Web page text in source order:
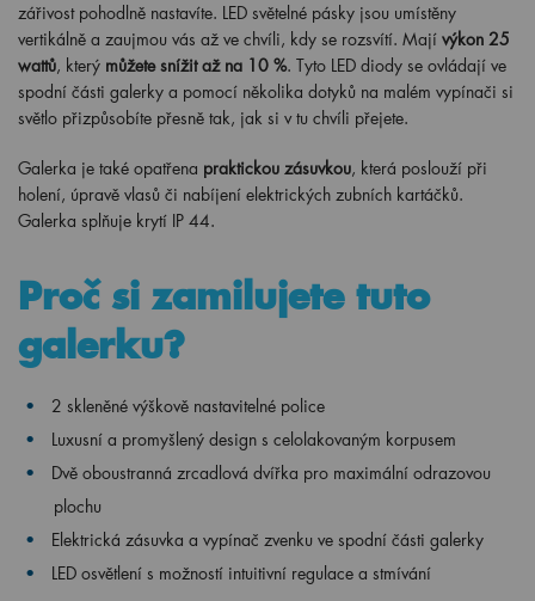
zářivost pohodlně nastavíte. LED světelné pásky jsou umístěny
vertikálně a zaujmou vás až ve chvíli, kdy se rozsvítí. Mají výkon 25
wattů, který můžete snížit až na 10 %. Tyto LED diody se ovládají ve
spodní části galerky a pomocí několika dotyků na malém vypínači si
světlo přizpůsobíte přesně tak, jak si v tu chvíli přejete.
Galerka je také opatřena praktickou zásuvkou, která poslouží při
holení, úpravě vlasů či nabíjení elektrických zubních kartáčků.
Galerka splňuje krytí IP 44.
Proč si zamilujete tuto
galerku?
2 skleněné výškově nastavitelné police
Luxusní a promyšlený design s celolakovaným korpusem
Dvě oboustranná zrcadlová dvířka pro maximální odrazovou
plochu
Elektrická zásuvka a vypínač zvenku ve spodní části galerky
LED osvětlení s možností intuitivní regulace a stmívání